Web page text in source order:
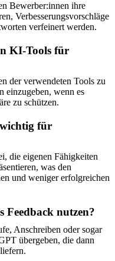
Bewerber:innen ihre
Verbesserungsvorschläge
verfeinert werden.
KI-Tools für
der verwendeten Tools zu
einzugeben, wenn es
zu schützen.
für
die eigenen Fähigkeiten
was den
und weniger erfolgreichen
nutzen?
Anschreiben oder sogar
übergeben, die dann